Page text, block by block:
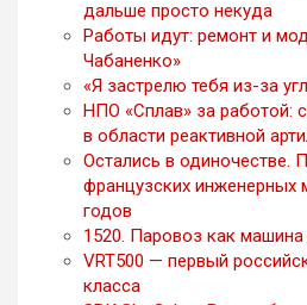
дальше просто некуда
Работы идут: ремонт и
Чабаненко»
«Я застрелю тебя из-за
НПО «Сплав» за работой:
в области реактивной
Остались в одиночестве.
французских инженерных
годов
1520. Паровоз как
VRT500 — первый
класса